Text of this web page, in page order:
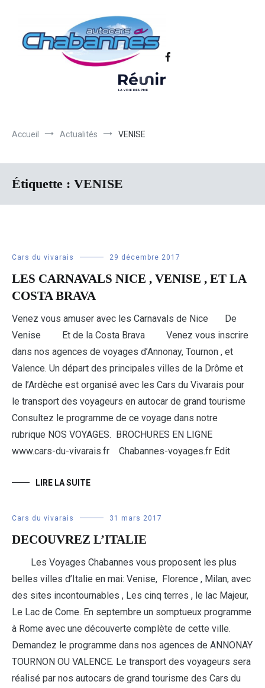
Autocars Chabannes | Transport en
Transport scolaire, Transports de personnel en Drôme Ardèche,
Transport touristique France et Europe
Accueil Actualités VENISE
Étiquette : VENISE
Cars du vivarais 29 décembre 2017
LES CARNAVALS NICE , VENISE , ET LA
COSTA BRAVA
Venez vous amuser avec les Carnavals de Nice De
Venise Et de la Costa Brava Venez vous inscrire
dans nos agences de voyages d’Annonay, Tournon , et
Valence. Un départ des principales villes de la Drôme et
de l’Ardèche est organisé avec les Cars du Vivarais pour
le transport des voyageurs en autocar de grand tourisme
Consultez le programme de ce voyage dans notre
rubrique NOS VOYAGES. BROCHURES EN LIGNE
www.cars-du-vivarais.fr Chabannes-voyages.fr Edit
LIRE LA SUITE
Cars du vivarais 31 mars 2017
DECOUVREZ L’ITALIE
Les Voyages Chabannes vous proposent les plus
belles villes d’Italie en mai: Venise, Florence , Milan, avec
des sites incontournables , Les cinq terres , le lac Majeur,
Le Lac de Come. En septembre un somptueux programme
à Rome avec une découverte complète de cette ville.
Demandez le programme dans nos agences de ANNONAY
TOURNON OU VALENCE. Le transport des voyageurs sera
réalisé par nos autocars de grand tourisme des Cars du